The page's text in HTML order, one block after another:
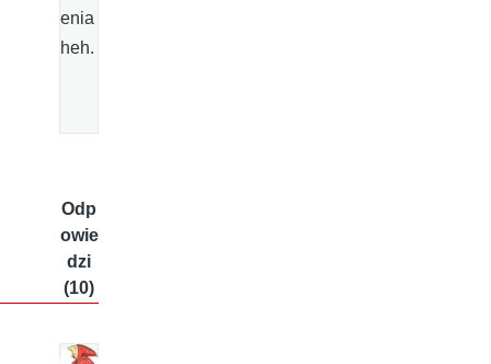
enia
heh.
Odp
owie
dzi
(10)